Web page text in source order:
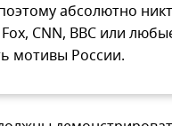
абсолютно
CNN, BBC или
мотивы России.